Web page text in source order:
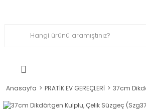
Anasayfa PRATİK EV GEREÇLERİ 37cm